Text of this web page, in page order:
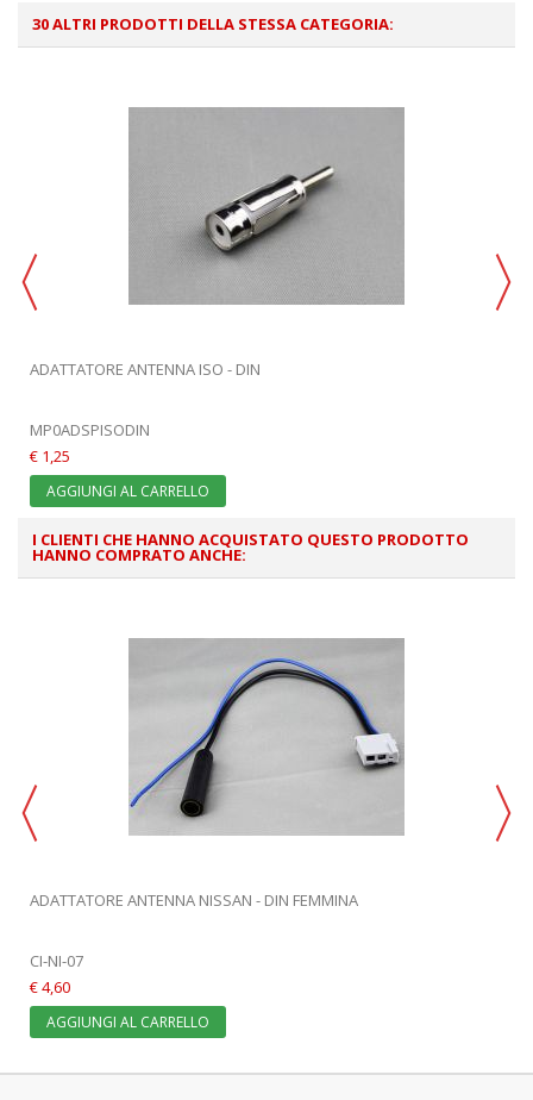
30 ALTRI PRODOTTI DELLA STESSA CATEGORIA:
ADATTATORE ANTENNA ISO - DIN
MP0ADSPISODIN
€ 1,25
AGGIUNGI AL CARRELLO
I CLIENTI CHE HANNO ACQUISTATO QUESTO PRODOTTO
HANNO COMPRATO ANCHE:
ADATTATORE ANTENNA NISSAN - DIN FEMMINA
CI-NI-07
€ 4,60
AGGIUNGI AL CARRELLO